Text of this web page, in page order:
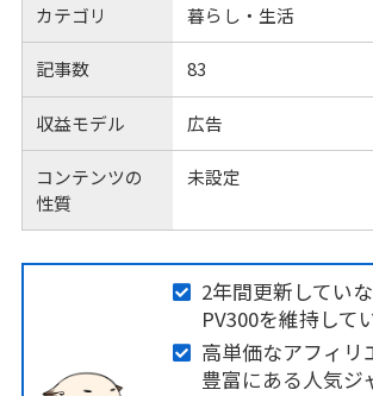
カテゴリ 暮らし・生活
記事数 83
収益モデル 広告
コンテンツの
性質
未設定
2年間更新してい
PV300を維持して
高単価なアフィリ
豊富にある人気ジ